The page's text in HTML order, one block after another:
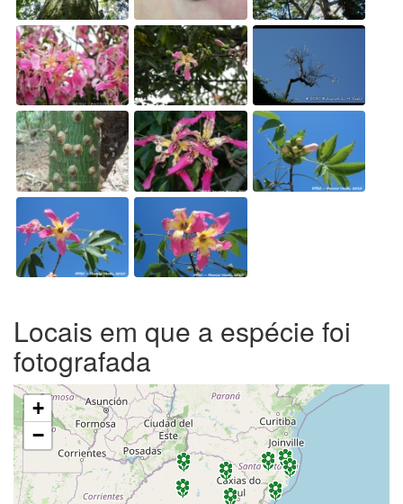
Locais em que a espécie foi
fotografada
+
−